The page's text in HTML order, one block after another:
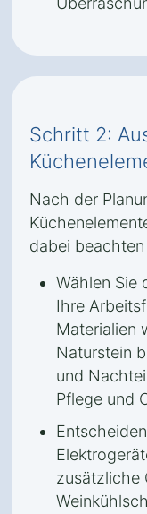
Schritt 2:
Nach der
dabei
Wählen Sie
Ihre
Materialien
Naturstein
und
Pflege und
zusätzliche